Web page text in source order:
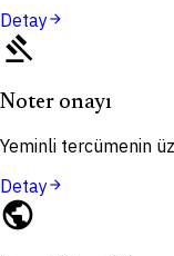
Detayarrow_forward
gavel
Noter onayı
Yeminli tercümenin
Detayarrow_forward
public